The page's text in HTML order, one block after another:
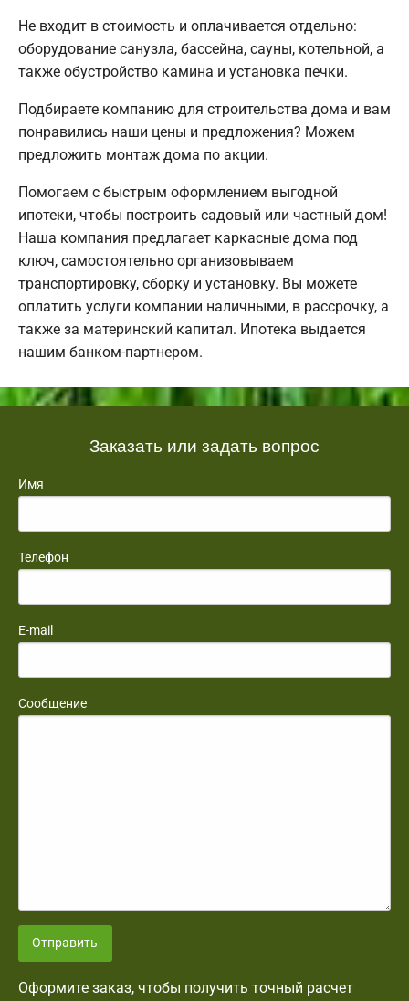
Не входит в стоимость и оплачивается отдельно:
оборудование санузла, бассейна, сауны, котельной, а
также обустройство камина и установка печки.
Подбираете компанию для строительства дома и вам
понравились наши цены и предложения? Можем
предложить монтаж дома по акции.
Помогаем с быстрым оформлением выгодной
ипотеки, чтобы построить садовый или частный дом!
Наша компания предлагает каркасные дома под
ключ, самостоятельно организовываем
транспортировку, сборку и установку. Вы можете
оплатить услуги компании наличными, в рассрочку, а
также за материнский капитал. Ипотека выдается
нашим банком-партнером.
Заказать или задать вопрос
Имя
Телефон
E-mail
Сообщение
Отправить
Оформите заказ, чтобы получить точный расчет